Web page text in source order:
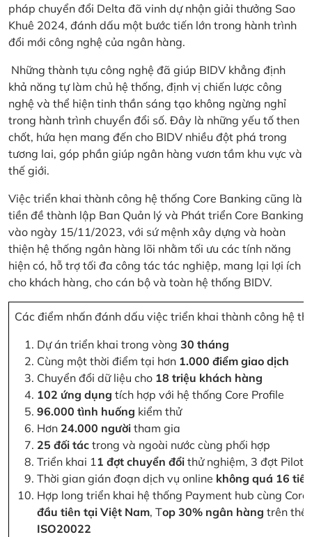
pháp chuyển đổi Delta đã vinh dự nhận giải thưởng Sao
Khuê 2024, đánh dấu một bước tiến lớn trong hành trình
đổi mới công nghệ của ngân hàng.
Những thành tựu công nghệ đã giúp BIDV khẳng định
khả năng tự làm chủ hệ thống, định vị chiến lược công
nghệ và thể hiện tinh thần sáng tạo không ngừng nghỉ
trong hành trình chuyển đổi số. Đây là những yếu tố then
chốt, hứa hẹn mang đến cho BIDV nhiều đột phá trong
tương lai, góp phần giúp ngân hàng vươn tầm khu vực và
thế giới.
Việc triển khai thành công hệ thống Core Banking cũng là
tiền đề thành lập Ban Quản lý và Phát triển Core Banking
vào ngày 15/11/2023, với sứ mệnh xây dựng và hoàn
thiện hệ thống ngân hàng lõi nhằm tối ưu các tính năng
hiện có, hỗ trợ tối đa công tác tác nghiệp, mang lại lợi ích
cho khách hàng, cho cán bộ và toàn hệ thống BIDV.
Các điểm nhấn đánh dấu việc triển khai thành công hệ
Dự án triển khai trong vòng 30 tháng
Cùng một thời điểm tại hơn 1.000 điểm giao dịch
Chuyển đổi dữ liệu cho 18 triệu khách hàng
102 ứng dụng tích hợp với hệ thống Core Profile
96.000 tình huống kiểm thử
Hơn 24.000 người tham gia
25 đối tác trong và ngoài nước cùng phối hợp
Triển khai 11 đợt chuyển đổi thử nghiệm, 3 đợt Pilot
Thời gian gián đoạn dịch vụ online không quá 16
Hợp long triển khai hệ thống Payment hub cùng
đầu tiên tại Việt Nam, Top 30% ngân hàng trên thế
ISO20022